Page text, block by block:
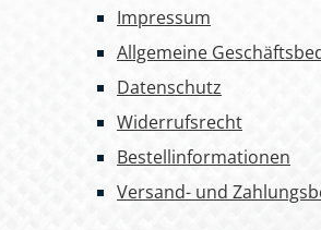
Impressum
Allgemeine
Datenschutz
Widerrufsrecht
Bestellinformationen
Versand- und